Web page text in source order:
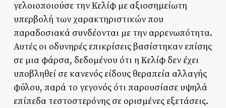
γελοιοποιούσε την Κελίφ με αξιοσημείωτη
υπερβολή των χαρακτηριστικών που
παραδοσιακά συνδέονται με την αρρενωπότητα.
Αυτές οι οδυνηρές επικρίσεις βασίστηκαν επίσης
σε μια φάρσα, δεδομένου ότι η Κελίφ δεν έχει
υποβληθεί σε κανενός είδους θεραπεία αλλαγής
φύλου, παρά το γεγονός ότι παρουσίασε υψηλά
επίπεδα τεστοστερόνης σε ορισμένες εξετάσεις.